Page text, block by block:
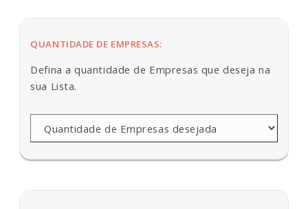
QUANTIDADE DE EMPRESAS:
Defina a quantidade de Empresas que deseja na
sua Lista.